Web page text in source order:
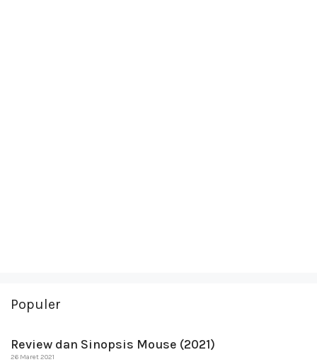
Populer
Review dan Sinopsis Mouse (2021)
26 Maret 2021